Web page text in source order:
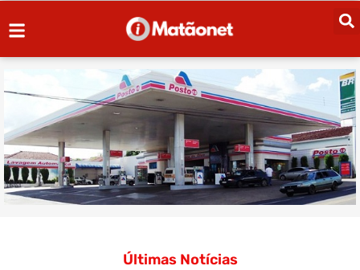
Últimas Notícias